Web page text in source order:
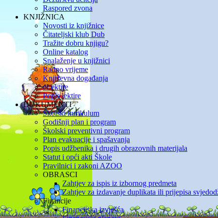
Raspored zvona
KNJIŽNICA
Novosti iz knjižnice
Čitateljski klub Dub
Tražite dobru knjigu?
Online katalog
Snalaženje u knjižnici
Radno vrijeme
Književna događanja
eLektire
Popis lektire
DOKUMENTI
Školski kurikulum
Godišnji plan i program
Školski preventivni program
Plan evakuacije i spašavanja
Popis udžbenika i drugih obrazovnih materijala
Statut i opći akti Škole
Pravilnici i zakoni AZOO
OBRASCI
Zahtjev za ispis iz izbornog predmeta
Zahtjev za izdavanje duplikata ili prijepisa
Financije
Financijska izvješća